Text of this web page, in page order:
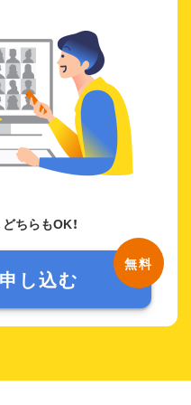
ちらもOK！
し込む